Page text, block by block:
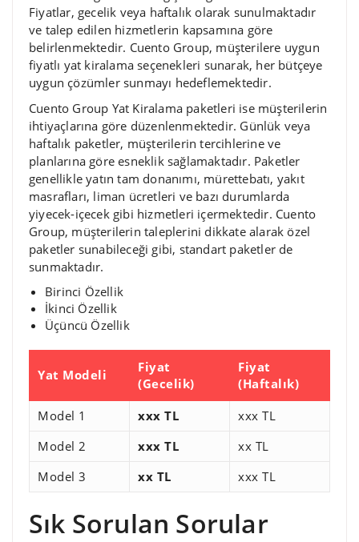
Fiyatlar, gecelik veya haftalık olarak sunulmaktadır
ve talep edilen hizmetlerin kapsamına göre
belirlenmektedir. Cuento Group, müşterilere uygun
fiyatlı yat kiralama seçenekleri sunarak, her bütçeye
uygun çözümler sunmayı hedeflemektedir.
Cuento Group Yat Kiralama paketleri ise müşterilerin
ihtiyaçlarına göre düzenlenmektedir. Günlük veya
haftalık paketler, müşterilerin tercihlerine ve
planlarına göre esneklik sağlamaktadır. Paketler
genellikle yatın tam donanımı, mürettebatı, yakıt
masrafları, liman ücretleri ve bazı durumlarda
yiyecek-içecek gibi hizmetleri içermektedir. Cuento
Group, müşterilerin taleplerini dikkate alarak özel
paketler sunabileceği gibi, standart paketler de
sunmaktadır.
Birinci Özellik
İkinci Özellik
Üçüncü Özellik
Yat Modeli
Fiyat
(Gecelik)
Fiyat
(Haftalık)
Model 1
xxx TL
xxx TL
Model 2
xxx TL
xx TL
Model 3
xx TL xxx TL
Sık Sorulan Sorular